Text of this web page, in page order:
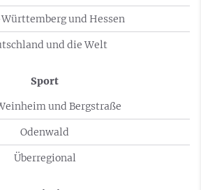
und Hessen
und die Welt
Sport
und Bergstraße
Odenwald
Überregional